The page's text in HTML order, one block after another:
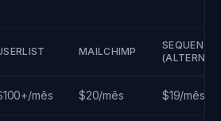
MAILCHIMP
SEQUENZY
mês $20/mês $19/mês